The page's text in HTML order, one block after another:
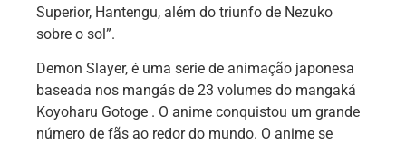
Superior, Hantengu, além do triunfo de Nezuko
sobre o sol”.
Demon Slayer, é uma serie de animação japonesa
baseada nos mangás de 23 volumes do mangaká
Koyoharu Gotoge . O anime conquistou um grande
número de fãs ao redor do mundo. O anime se